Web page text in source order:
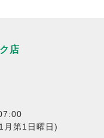
店
月第1日曜日)